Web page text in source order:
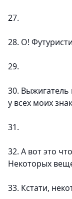
27.
28. О!
29.
30. Выжигатель
у всех моих
31.
32. А вот это
Некоторых
33. Кстати,